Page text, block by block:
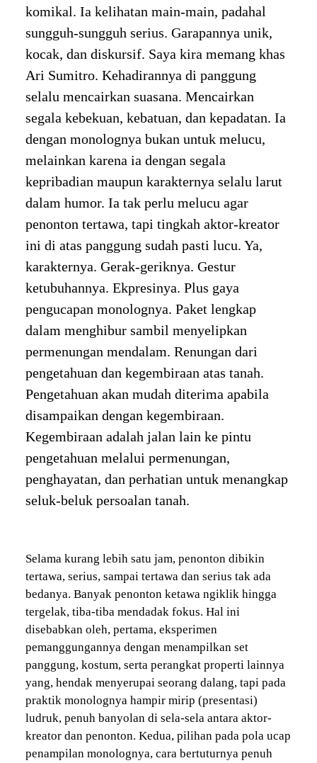
komikal. Ia kelihatan main-main, padahal
sungguh-sungguh serius. Garapannya unik,
kocak, dan diskursif. Saya kira memang khas
Ari Sumitro. Kehadirannya di panggung
selalu mencairkan suasana. Mencairkan
segala kebekuan, kebatuan, dan kepadatan. Ia
dengan monolognya bukan untuk melucu,
melainkan karena ia dengan segala
kepribadian maupun karakternya selalu larut
dalam humor. Ia tak perlu melucu agar
penonton tertawa, tapi tingkah aktor-kreator
ini di atas panggung sudah pasti lucu. Ya,
karakternya. Gerak-geriknya. Gestur
ketubuhannya. Ekpresinya. Plus gaya
pengucapan monolognya. Paket lengkap
dalam menghibur sambil menyelipkan
permenungan mendalam. Renungan dari
pengetahuan dan kegembiraan atas tanah.
Pengetahuan akan mudah diterima apabila
disampaikan dengan kegembiraan.
Kegembiraan adalah jalan lain ke pintu
pengetahuan melalui permenungan,
penghayatan, dan perhatian untuk menangkap
seluk-beluk persoalan tanah.
Selama kurang lebih satu jam, penonton dibikin
tertawa, serius, sampai tertawa dan serius tak ada
bedanya. Banyak penonton ketawa ngiklik hingga
tergelak, tiba-tiba mendadak fokus. Hal ini
disebabkan oleh, pertama, eksperimen
pemanggungannya dengan menampilkan set
panggung, kostum, serta perangkat properti lainnya
yang, hendak menyerupai seorang dalang, tapi pada
praktik monolognya hampir mirip (presentasi)
ludruk, penuh banyolan di sela-sela antara aktor-
kreator dan penonton. Kedua, pilihan pada pola ucap
penampilan monolognya, cara bertuturnya penuh